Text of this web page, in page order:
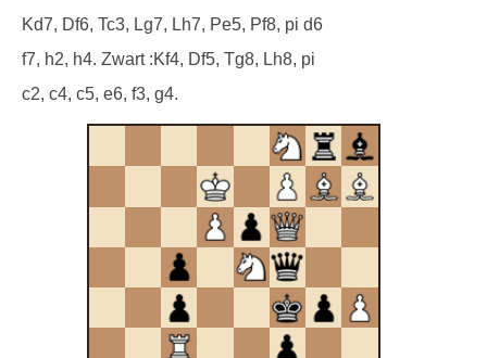
Kd7, Df6, Tc3, Lg7, Lh7, Pe5, Pf8, pi d6
f7, h2, h4. Zwart :Kf4, Df5, Tg8, Lh8, pi
c2, c4, c5, e6, f3, g4.